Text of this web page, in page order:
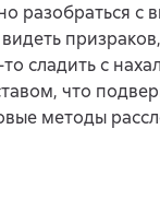
разобраться с
сладить с
что
методы